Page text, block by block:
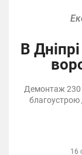
В
Демонтаж 230
благоустрою
16